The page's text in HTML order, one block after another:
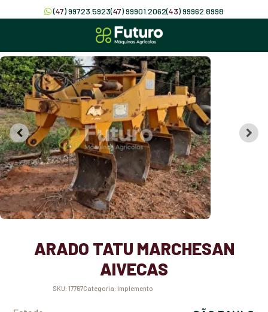
(47) 99723.5923(47) 99901.2062(43) 99962.8998
ARADO TATU MARCHESAN
AIVECAS
SKU: 17767 Categoria: Implemento